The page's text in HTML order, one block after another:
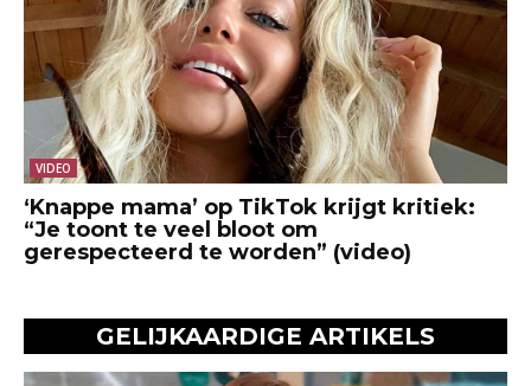
VIDEO
‘Knappe mama’ op TikTok krijgt kritiek:
“Je toont te veel bloot om
gerespecteerd te worden” (video)
GELIJKAARDIGE ARTIKELS